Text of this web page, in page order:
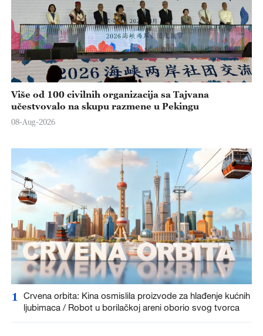
Više od 100 civilnih organizacija sa Tajvana
učestvovalo na skupu razmene u Pekingu
08-Aug-2026
1
Crvena orbita: Kina osmislila proizvode za hlađenje kućnih
ljubimaca / Robot u borilačkoj areni oborio svog tvorca